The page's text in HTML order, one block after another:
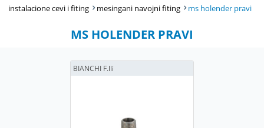
instalacione cevi i fiting
mesingani navojni fiting ms holender pravi
MS HOLENDER PRAVI
BIANCHI F.lli